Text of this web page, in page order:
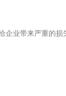
企业带来严重的